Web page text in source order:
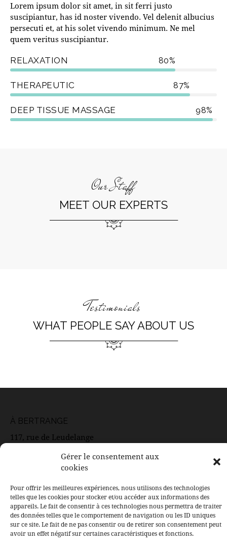
Gérer le consentement aux
cookies
Pour offrir les meilleures expériences, nous utilisons des technologies
telles que les cookies pour stocker et/ou accéder aux informations des
appareils. Le fait de consentir à ces technologies nous permettra de traiter
des données telles que le comportement de navigation ou les ID uniques
sur ce site. Le fait de ne pas consentir ou de retirer son consentement peut
avoir un effet négatif sur certaines caractéristiques et fonctions.
Lorem ipsum dolor sit amet, in sit ferri justo
suscipiantur, has id noster vivendo. Vel delenit albucius
persecuti et, at his solet vivendo minimum. Ne mel
quem veritus suscipiantur.
RELAXATION 80%
THERAPEUTIC 87%
DEEP TISSUE MASSAGE 98%
Our Staff
MEET OUR EXPERTS
Testimonials
WHAT PEOPLE SAY ABOUT US
À BERTRANGE
117, rue de Leudelange
Email: contact@ducoeurauxcorps.lu
SUIVEZ LE SALON
Facebook
Instagram